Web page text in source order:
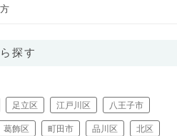
探す
足立区 江戸川区 八王子市
葛飾区 町田市 品川区 北区